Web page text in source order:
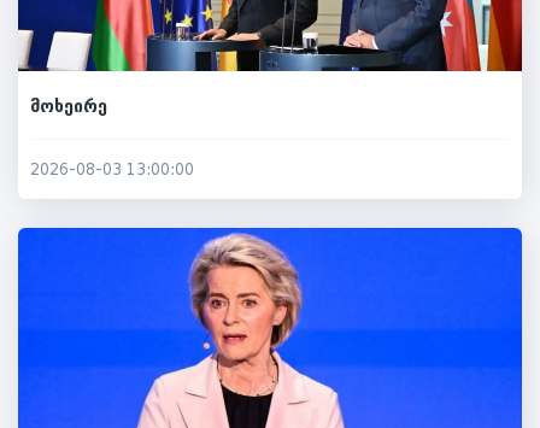
მოხეირე
2026-08-03 13:00:00